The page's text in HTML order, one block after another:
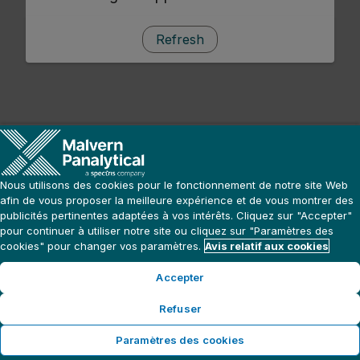
Refresh
Nous utilisons des cookies pour le fonctionnement de notre site Web
afin de vous proposer la meilleure expérience et de vous montrer des
publicités pertinentes adaptées à vos intérêts. Cliquez sur "Accepter"
pour continuer à utiliser notre site ou cliquez sur "Paramètres des
cookies" pour changer vos paramètres. Avis relatif aux cookies
Accepter
Refuser
Paramètres des cookies